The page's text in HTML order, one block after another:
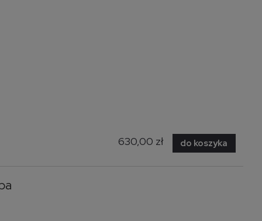
630,00 zł do koszyka